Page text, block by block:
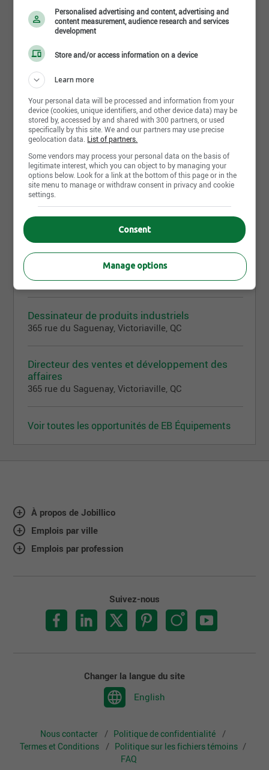
13 septembre 2017
Déménagement dans une nouvelle usine
Nous sommes fier d'annoncer le déménagement
futur de nos installations dans une nouvelle usine
Partager cette page
Banques de candidatures
spontanées
7
365 rue du Saguenay, Victoriaville, QC
Dessinateur de produits industriels
365 rue du Saguenay, Victoriaville, QC
Directeur des ventes et développement des
affaires
365 rue du Saguenay, Victoriaville, QC
Voir toutes les opportunités de EB Équipements
À propos de Jobillico
Emplois par ville
Emplois par profession
Suivez-nous
Changer la langue du site
English
Nous contacter
Politique de confidentialité
Termes et Conditions
Politique sur les fichiers témoins
FAQ
Personalised advertising and content, advertising and
content measurement, audience research and services
development
Store and/or access information on a device
Learn more
Your personal data will be processed and information from your
device (cookies, unique identifiers, and other device data) may be
stored by, accessed by and shared with 300 partners, or used
specifically by this site. We and our partners may use precise
geolocation data. List of partners.
Some vendors may process your personal data on the basis of
legitimate interest, which you can object to by managing your
options below. Look for a link at the bottom of this page or in the
site menu to manage or withdraw consent in privacy and cookie
settings.
Consent
Manage options